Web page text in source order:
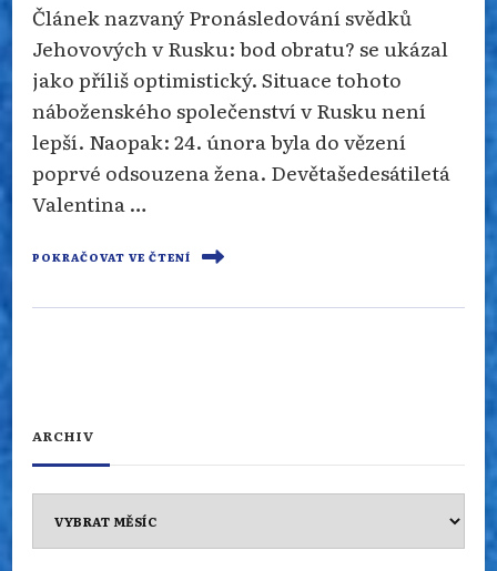
Článek nazvaný Pronásledování svědků
Jehovových v Rusku: bod obratu? se ukázal
jako příliš optimistický. Situace tohoto
náboženského společenství v Rusku není
lepší. Naopak: 24. února byla do vězení
poprvé odsouzena žena. Devětašedesátiletá
Valentina …
POKRAČOVAT VE ČTENÍ
ARCHIV